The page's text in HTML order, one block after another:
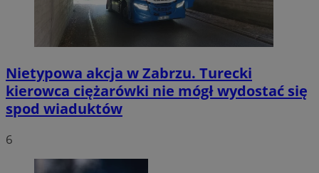
Nietypowa akcja w Zabrzu. Turecki
kierowca ciężarówki nie mógł wydostać się
spod wiaduktów
6